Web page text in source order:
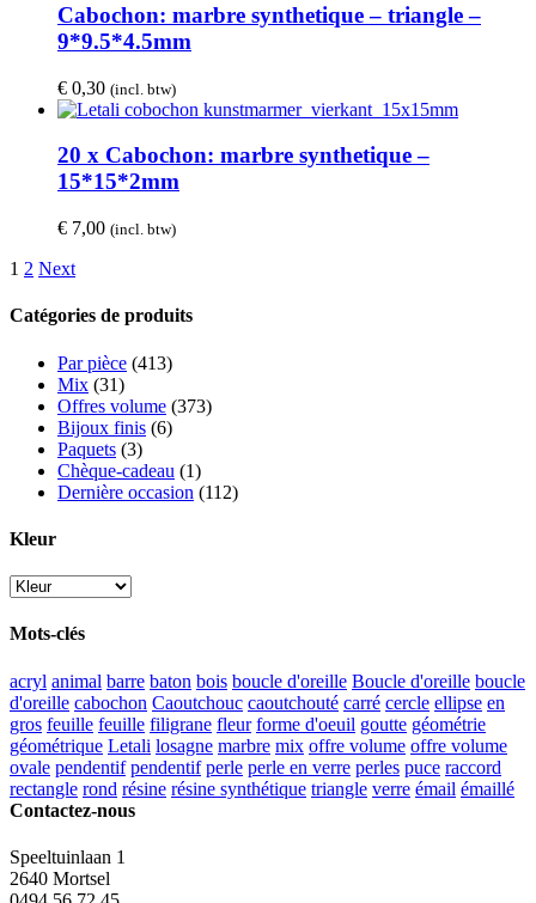
Cabochon: marbre synthetique – triangle –
9*9.5*4.5mm
€ 0,30 (incl. btw)
20 x Cabochon: marbre synthetique –
15*15*2mm
€ 7,00 (incl. btw)
1 2 Next
Catégories de produits
Par pièce (413)
Mix (31)
Offres volume (373)
Bijoux finis (6)
Paquets (3)
Chèque-cadeau (1)
Dernière occasion (112)
Kleur
Mots-clés
acryl animal barre baton bois boucle d'oreille Boucle d'oreille boucle
d'oreille cabochon Caoutchouc caoutchouté carré cercle ellipse en
gros feuille feuille filigrane fleur forme d'oeuil goutte géométrie
géométrique Letali losagne marbre mix offre volume offre volume
ovale pendentif pendentif perle perle en verre perles puce raccord
rectangle rond résine résine synthétique triangle verre émail émaillé
Contactez-nous
Speeltuinlaan 1
2640 Mortsel